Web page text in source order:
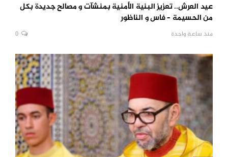
عيد العرش.. تعزيز البنية الأمنية بمنشآت و مصالح جديدة بكل
من الحسيمة – فاس و الناظور
منذ ساعة واحدة